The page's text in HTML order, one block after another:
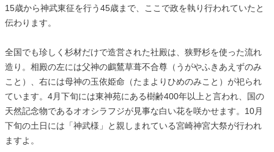
15歳から神武東征を行う45歳まで、ここで政を執り行われていたと
伝わります。
全国でも珍しく杉材だけで造営された社殿は、狭野杉を使った流れ
造り。相殿の左には父神の鸕鶿草葺不合尊（うがやふきあえずのみ
こと）、右には母神の玉依姫命（たまよりひめのみこと）が祀られ
ています。4月下旬には東神苑にある樹齢400年以上と言われ、国の
天然記念物であるオオシラフジが見事な白い花を咲かせます。10月
下旬の土日には「神武様」と親しまれている宮崎神宮大祭が行われ
ますよ。